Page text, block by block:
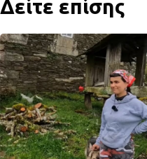
Δείτε επίσης